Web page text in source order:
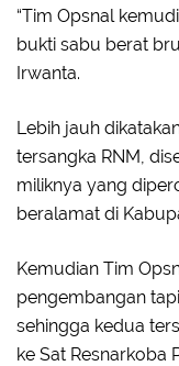
“Tim Opsnal
bukti sabu berat
Irwanta.
Lebih jauh
tersangka RNM,
miliknya yang
beralamat di
Kemudian Tim
pengembangan
sehingga kedua
ke Sat Resnarkoba